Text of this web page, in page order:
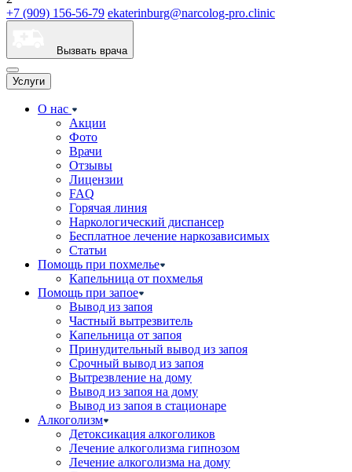
+7 (909) 156-56-79 ekaterinburg@narcolog-pro.clinic
Вызвать врача
Услуги
О нас
Акции
Фото
Врачи
Отзывы
Лицензии
FAQ
Горячая линия
Наркологический диспансер
Бесплатное лечение наркозависимых
Статьи
Помощь при похмелье
Капельница от похмелья
Помощь при запое
Вывод из запоя
Частный вытрезвитель
Капельница от запоя
Принудительный вывод из запоя
Срочный вывод из запоя
Вытрезвление на дому
Вывод из запоя на дому
Вывод из запоя в стационаре
Алкоголизм
Детоксикация алкоголиков
Лечение алкоголизма гипнозом
Лечение алкоголизма на дому